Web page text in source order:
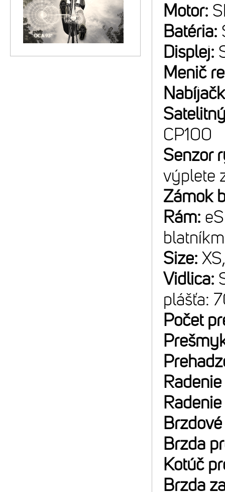
Motor:
Batéria:
Displej:
Menič
CP100
Senzor
výplete
Zámok
Rám:
Size:
Vidlica:
plášťa:
Počet
Brzda
Kotúč
Brzda